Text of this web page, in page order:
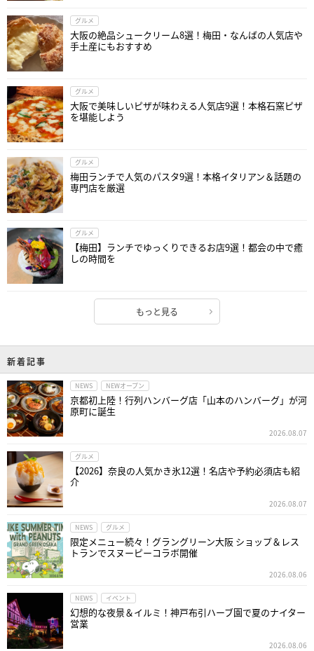
グルメ
大阪の絶品シュークリーム8選！梅田・なんばの人気店や
手土産にもおすすめ
グルメ
大阪で美味しいピザが味わえる人気店9選！本格石窯ピザ
を堪能しよう
グルメ
梅田ランチで人気のパスタ9選！本格イタリアン＆話題の
専門店を厳選
グルメ
【梅田】ランチでゆっくりできるお店9選！都会の中で癒
しの時間を
もっと見る
新着記事
NEWS NEWオープン
京都初上陸！行列ハンバーグ店「山本のハンバーグ」が河
原町に誕生
2026.08.07
グルメ
【2026】奈良の人気かき氷12選！名店や予約必須店も紹
介
2026.08.07
NEWS グルメ
限定メニュー続々！グラングリーン大阪 ショップ＆レス
トランでスヌーピーコラボ開催
2026.08.06
NEWS イベント
幻想的な夜景＆イルミ！神戸布引ハーブ園で夏のナイター
営業
2026.08.06